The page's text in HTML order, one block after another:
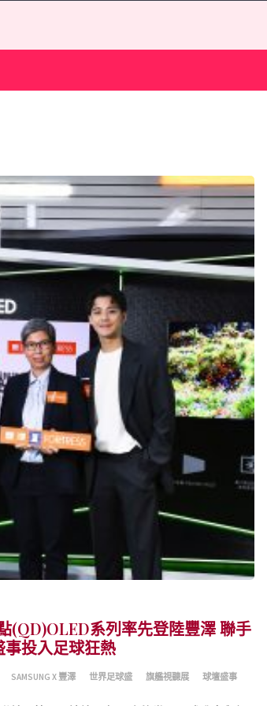
(QD)OLED系列率先登陸豐澤 聯手
投入足球狂熱
SAMSUNG X 豐澤 世界足球盛 旗艦視聽展
球壇盛事